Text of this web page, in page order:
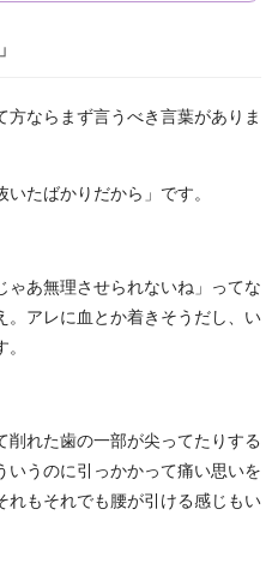
ならまず言うべき言葉がありま
たばかりだから」です。
ゃあ無理させられないね」ってな
。アレに血とか着きそうだし、い
削れた歯の一部が尖ってたりする
いうのに引っかかって痛い思いを
れもそれでも腰が引ける感じもい